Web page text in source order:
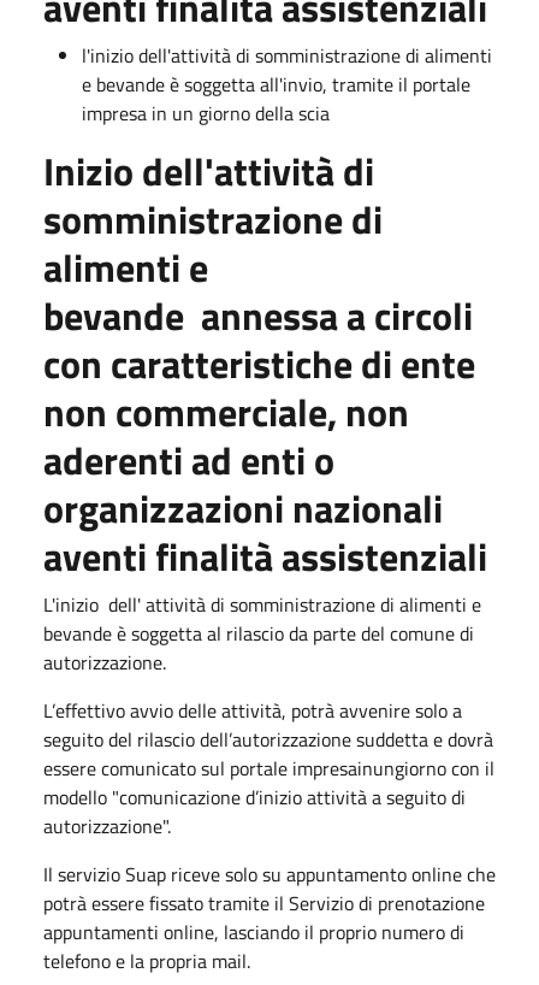
l'inizio dell'attività di somministrazione di alimenti
e bevande è soggetta all'invio, tramite il portale
impresa in un giorno della scia
Inizio dell'attività di
somministrazione di
alimenti e
bevande annessa a circoli
con caratteristiche di ente
non commerciale, non
aderenti ad enti o
organizzazioni nazionali
aventi finalità assistenziali
L'inizio dell' attività di somministrazione di alimenti e
bevande è soggetta al rilascio da parte del comune di
autorizzazione.
L’effettivo avvio delle attività, potrà avvenire solo a
seguito del rilascio dell’autorizzazione suddetta e dovrà
essere comunicato sul portale impresainungiorno con il
modello "comunicazione d’inizio attività a seguito di
autorizzazione".
Il servizio Suap riceve solo su appuntamento online che
potrà essere fissato tramite il Servizio di prenotazione
appuntamenti online, lasciando il proprio numero di
telefono e la propria mail.